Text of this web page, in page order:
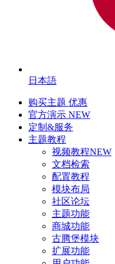
日本語
购买主题 优惠
官方演示 NEW
定制&服务
主题教程
视频教程NEW
文档检索
配置教程
模块布局
社区论坛
主题功能
商城功能
古腾堡模块
扩展功能